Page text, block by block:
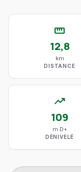
straighten
12,8
km
DISTANCE
trending_up
109
m D+
DÉNIVELÉ